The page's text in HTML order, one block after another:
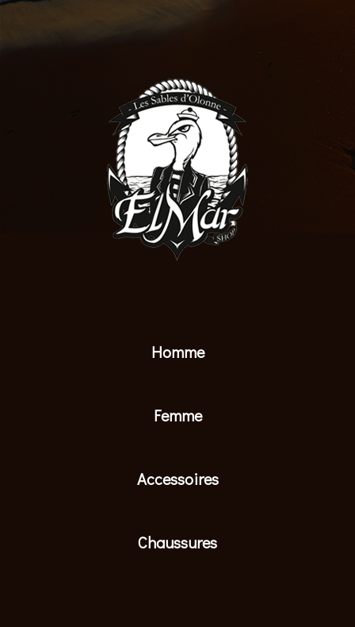
Homme
Femme
Accessoires
Chaussures